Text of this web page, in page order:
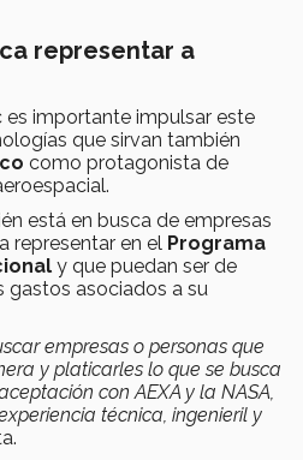
representar a
es importante impulsar este
que sirvan también
como protagonista de
está en busca de empresas
representar en el Programa
y que puedan ser de
gastos asociados a su
empresas o personas que
y platicarles lo que se busca
con AEXA y la NASA,
técnica, ingenieril y